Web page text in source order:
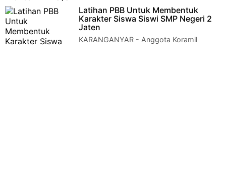
Tuud bersama Serda Surojo Babinsa
Koramil 22 Wonosari Kodim 0723 Klaten m…
Latihan PBB Untuk Membentuk
Karakter Siswa Siswi SMP Negeri 2
Jaten
KARANGANYAR - Anggota Koramil